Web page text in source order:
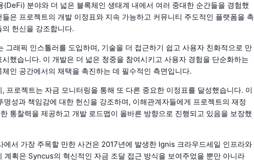
(DeFi) 분야와 더 넓은 블록체인 생태계 내에서 여러 중대한 순간들을 경험했
은 프로젝트의 개발 이정표와 지속 가능하고 커뮤니티 주도적인 플랫폼을 촉
헌신을 강조합니다.
그래픽 인스톨러를 도입하며, 기술을 더 접근하기 쉽고 사용자 친화적으로 만
했습니다. 이 개발은 더 넓은 청중을 참여시키고 사용자 경험을 단순화하는
인 공간에서의 채택을 촉진하는 데 필수적인 측면입니다.
프로젝트는 자금 모니터링을 통해 또 다른 중요한 이정표를 달성했습니다. 이
성과 책임감에 대한 헌신을 강조하며, 이해관계자들에게 프로젝트의 재정
통찰력을 제공하고 개발 로드맵이 올바른 방향으로 진행되고 있음을 보장했
에서 가장 주목할 만한 사건은 2017년에 발생한 Ignis 크라우드세일 인프라와
계획은 Syncus의 혁신적인 자금 조달 접근 방식을 보여주었을 뿐만 아니라